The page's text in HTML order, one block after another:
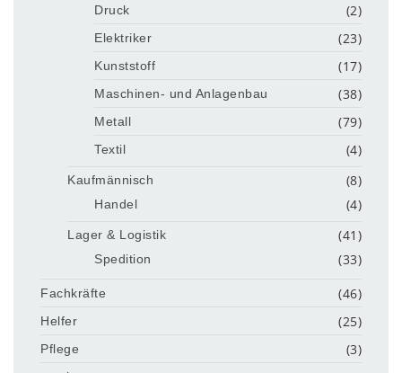
Druck (2)
Elektriker (23)
Kunststoff (17)
Maschinen- und Anlagenbau (38)
Metall (79)
Textil (4)
Kaufmännisch (8)
Handel (4)
Lager & Logistik (41)
Spedition (33)
Fachkräfte (46)
Helfer (25)
Pflege (3)